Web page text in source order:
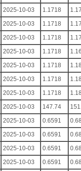
2025-10-03 1.1718
2025-10-03 1.1718
2025-10-03 1.1718
2025-10-03 1.1718
2025-10-03 1.1718
2025-10-03 1.1718
2025-10-03 1.1718
2025-10-03 147.74
2025-10-03 0.6591
2025-10-03 0.6591
2025-10-03 0.6591
2025-10-03 0.6591